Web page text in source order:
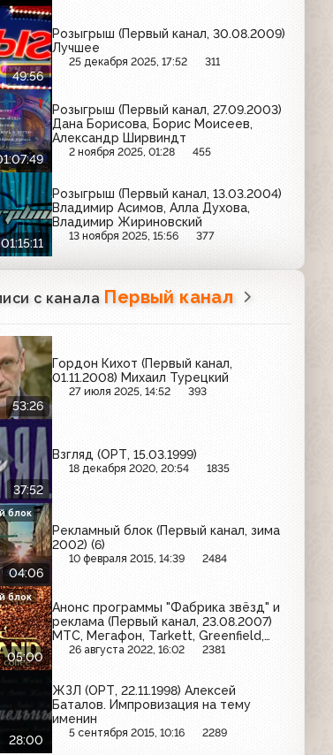
49:56
Розыгрыш (Первый канал, 30.08.2009)
Лучшее
25 декабря 2025, 17:52 311
Розыгрыш (Первый канал, 27.09.2003)
Дана Борисова, Борис Моисеев,
Александр Ширвиндт
2 ноября 2025, 01:28 455
01:15:11
Розыгрыш (Первый канал, 13.03.2004)
Владимир Асимов, Алла Духова,
Владимир Жириновский
13 ноября 2025, 15:56 377
с канала Первый канал
53:26
Гордон Кихот (Первый канал,
01.11.2008) Михаил Турецкий
27 июля 2025, 14:52 393
37:52
Взгляд (ОРТ, 15.03.1999)
18 декабря 2020, 20:54 1835
04:06
Рекламный блок (Первый канал, зима
2002) (6)
10 февраля 2015, 14:39 2484
блок
05:00
Анонс программы "Фабрика звёзд" и
реклама (Первый канал, 23.08.2007)
МТС, Мегафон, Tarkett, Greenfield,
Эльдорадо, Grand, Милора, Oriflame,
26 августа 2022, 16:02 2381
блок
28:00
ЖЗЛ (ОРТ, 22.11.1998) Алексей
Баталов. Импровизация на тему
именин
5 сентября 2015, 10:16 2289